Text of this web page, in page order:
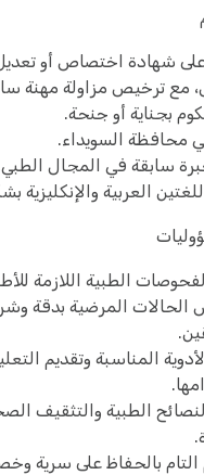
شهادة اختصاص أو
مع ترخيص مزاولة مهنة
بجناية أو جنحة.
محافظة السويداء.
سابقة في المجال
العربية والإنكليزية
الطبية اللازمة
المرضية بدقة
المناسبة وتقديم
الطبية والتثقيف
التام بالحفاظ على سرية